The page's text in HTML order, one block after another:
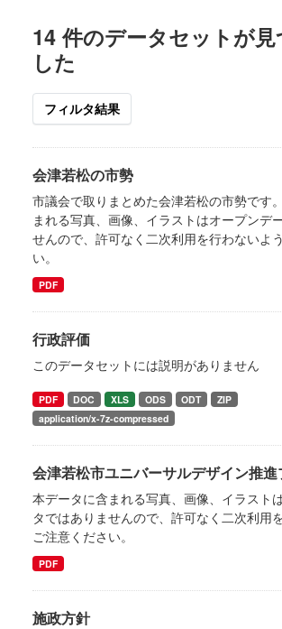
14 件のデータセットが見
した
フィルタ結果
会津若松の市勢
市議会で取りまとめた会津若松の市勢です
まれる写真、画像、イラストはオープンデ
せんので、許可なく二次利用を行わないよ
い。
PDF
行政評価
このデータセットには説明がありません
PDF DOC XLS ODS ODT
ZIP
application/x-7z-compressed
会津若松市ユニバーサルデザイン推進
本データに含まれる写真、画像、イラスト
タではありませんので、許可なく二次利用
ご注意ください。
PDF
施政方針